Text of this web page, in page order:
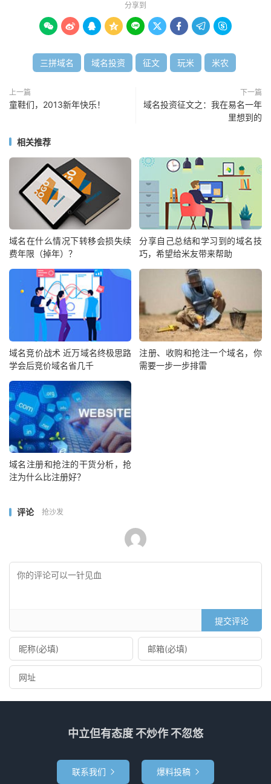
分享到
        
三拼域名 域名投资 征文 玩米 米农
上一篇
童鞋们，2013新年快乐！
下一篇
域名投资征文之：我在易名一年
里想到的
相关推荐
域名在什么情况下转移会损失续
费年限（掉年）？
分享自己总结和学习到的域名技
巧，希望给米友带来帮助
域名竞价战术 近万域名终极思路
学会后竞价域名省几千
注册、收购和抢注一个域名，你
需要一步一步排雷
域名注册和抢注的干货分析，抢
注为什么比注册好？
评论 抢沙发
提交评论
中立但有态度 不炒作 不忽悠
联系我们  爆料投稿 